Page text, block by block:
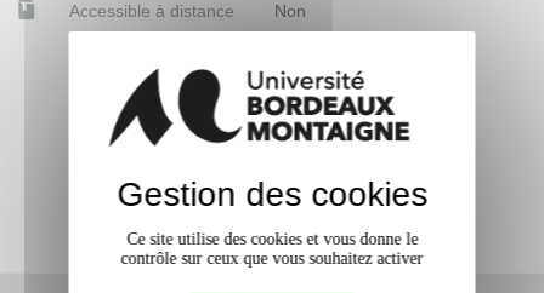
Accessible à distance Non
Gestion des cookies
Ce site utilise des cookies et vous donne le
contrôle sur ceux que vous souhaitez activer